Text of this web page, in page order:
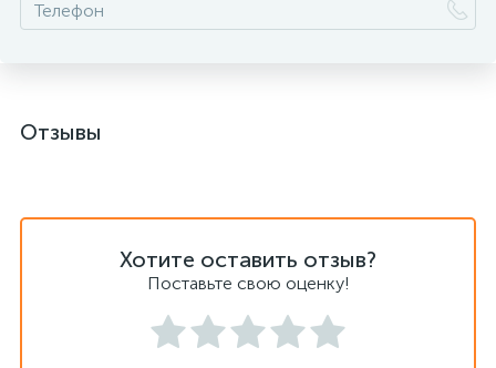
Отзывы
Хотите оставить отзыв?
Поставьте свою оценку!